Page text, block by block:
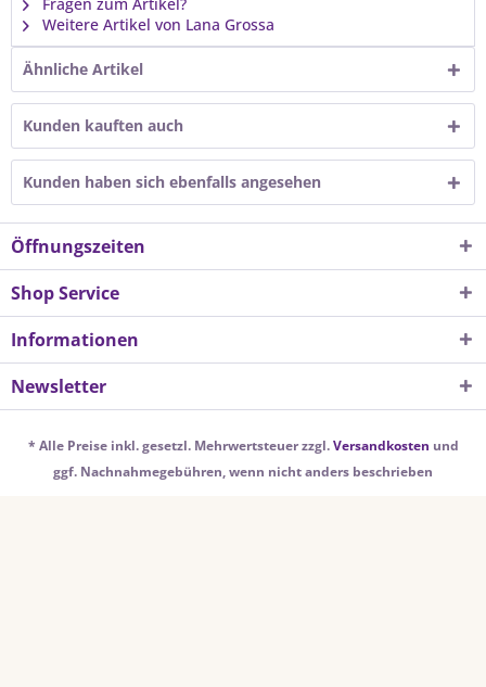
Weitere Artikel von Lana Grossa
Ähnliche Artikel
Kunden kauften auch
Kunden haben sich ebenfalls angesehen
Öffnungszeiten
Shop Service
Informationen
Newsletter
* Alle Preise inkl. gesetzl. Mehrwertsteuer zzgl.Versandkosten und
ggf. Nachnahmegebühren, wenn nicht anders beschrieben